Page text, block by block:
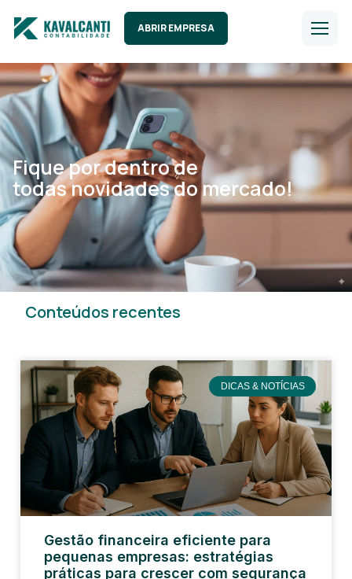
ABRIR EMPRESA
Fique por dentro de
todas novidades do mercado!
Conteúdos recentes
DICAS & NOTÍCIAS
Gestão financeira eficiente para
pequenas empresas: estratégias
práticas para crescer com segurança